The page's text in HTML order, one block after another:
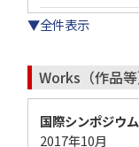
▼全件表示
Works（作品等
国際シンポジウ
2017年10月